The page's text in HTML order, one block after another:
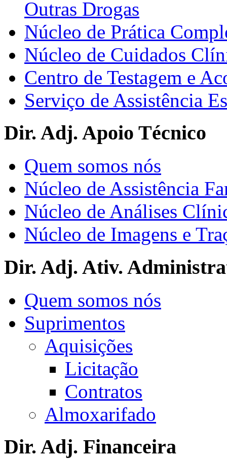
Outras Drogas
Núcleo de Prática
Núcleo de Cuidados
Centro de Testagem e
Serviço de Assistência
Dir. Adj. Apoio Técnico
Quem somos nós
Núcleo de Assistência
Núcleo de Análises
Núcleo de Imagens e
Dir. Adj. Ativ.
Quem somos nós
Suprimentos
Aquisições
Licitação
Contratos
Almoxarifado
Dir. Adj. Financeira